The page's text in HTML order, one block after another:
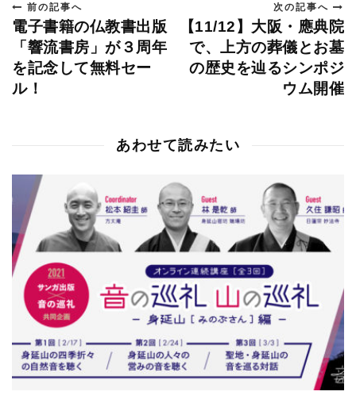
前の記事へ
電子書籍の仏教書出版
「響流書房」が３周年
を記念して無料セー
ル！
次の記事へ
【11/12】大阪・應典院
で、上方の葬儀とお墓
の歴史を辿るシンポジ
ウム開催
あわせて読みたい